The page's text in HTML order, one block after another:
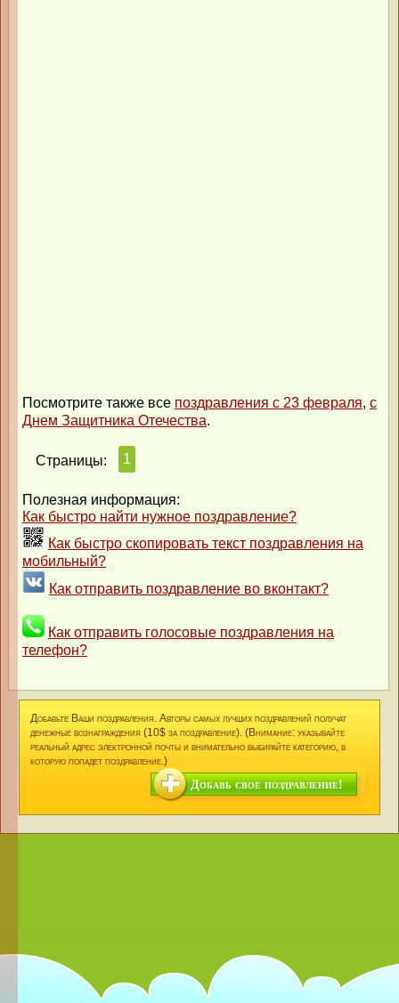
Посмотрите также все поздравления с 23 февраля, с
Днем Защитника Отечества.
Страницы: 1
Полезная информация:
Как быстро найти нужное поздравление?
Как быстро скопировать текст поздравления на
мобильный?
Как отправить поздравление во вконтакт?
Как отправить голосовые поздравления на
телефон?
Добавьте Ваши поздравления. Авторы самых лучших поздравлений получат
денежные вознаграждения (10$ за поздравление). (Внимание: указывайте
реальный адрес электронной почты и внимательно выбирайте категорию, в
которую попадет поздравление.)
Добавь свое поздравление!